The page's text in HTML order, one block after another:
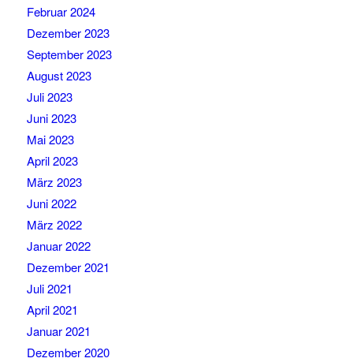
Februar 2024
Dezember 2023
September 2023
August 2023
Juli 2023
Juni 2023
Mai 2023
April 2023
März 2023
Juni 2022
März 2022
Januar 2022
Dezember 2021
Juli 2021
April 2021
Januar 2021
Dezember 2020